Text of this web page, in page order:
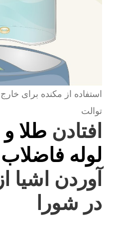
استفاده از مکنده برای
توالت
افتادن طلا
لوله
آوردن اشیا
در شورا